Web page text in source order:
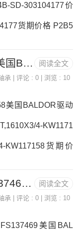
轴承P2B-C-060MM
060MMOD65246
，R
SD-303104177价
货期价格 P2B5
家P2B-DL-115-HT
215-FF40BTL
轴承F4B-SD-3
303104177价格,
，RASE100 N
阅读全文
1610 X 3/4-KW 117158 美国BALDOR驱动器 P4B538-ISAF-700RE
承 | 评论 : 0 | 浏览 : 10
美国BALDOR驱动
4-KW1171
KW117158货期价
家F4B-DLM-207P
P2B-SC-30M-NLP
阅读全文
F2B-SCFS-20M-SHFS 137469 美国BALDOR电机 P2B-EXL-115R
承 | 评论 : 0 | 浏览 : 10
美国BAL